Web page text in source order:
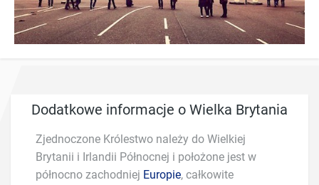
Dodatkowe informacje o Wielka Brytania
Zjednoczone Królestwo należy do Wielkiej
Brytanii i Irlandii Północnej i położone jest w
północno zachodniej Europie, całkowite